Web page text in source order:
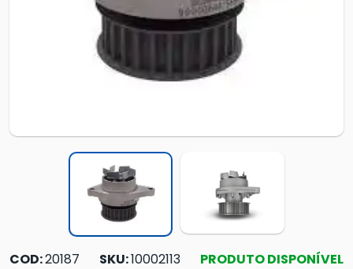
COD:20187 SKU:10002113 PRODUTO DISPONÍVEL